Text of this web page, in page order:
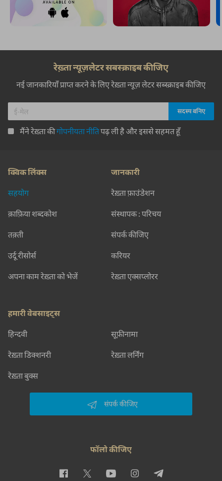
रेख़्ता न्यूज़लेटर सबस्क्राइब कीजिए
नई जानकारियाँ प्राप्त करने के लिए रेख़्ता न्यूज़ लेटर सब्स्क्राइब कीजिए
मैंने रेख़्ता कीगोपनीयता नीतिपढ़ ली है और इससे सहमत हूँ
क्विक लिंक्स
सहयोग
क़ाफ़िया शब्दकोश
तक़्ती
उर्दू रीसोर्स
अपना काम रेख़्ता को भेजें
जानकारी
रेख़्ता फ़ाउंडेशन
संस्थापक : परिचय
संपर्क कीजिए
करियर
रेख़्ता एक्सप्लोरर
हमारी वेबसाइट्स
हिन्दवी सूफ़ीनामा
रेख़्ता डिक्शनरी रेख़्ता लर्निंग
रेख़्ता बुक्स
संपर्क कीजिए
फॉलो कीजिए